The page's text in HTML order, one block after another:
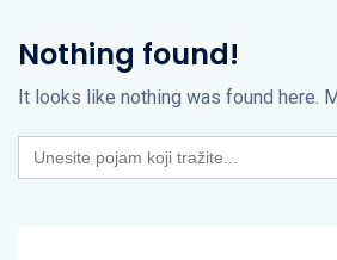
Nothing found!
It looks like nothing was found here.
Search
for: